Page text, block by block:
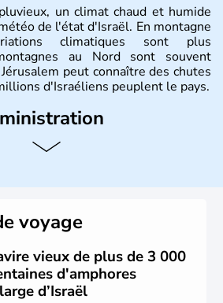
un climat chaud et humide
de l'état d'Israël. En montagne
climatiques sont plus
au Nord sont souvent
peut connaître des chutes
d'Israéliens peuplent le pays.
la partie est de la Méditerranée,
dans le domaine des nouvelles
voyage
vieux de plus de 3 000
d'amphores
d’Israël